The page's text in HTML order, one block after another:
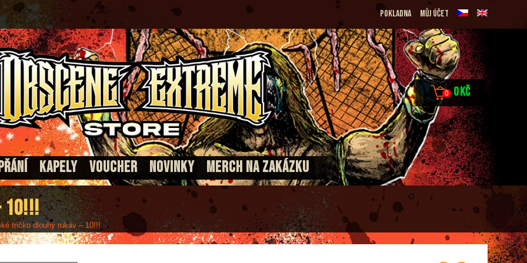
Pokladna Můj účet
0 0Kč
KAPELY VOUCHER NOVINKY MERCH NA ZAKÁZKU
10!!!
tričko dlouhý rukáv – 10!!!